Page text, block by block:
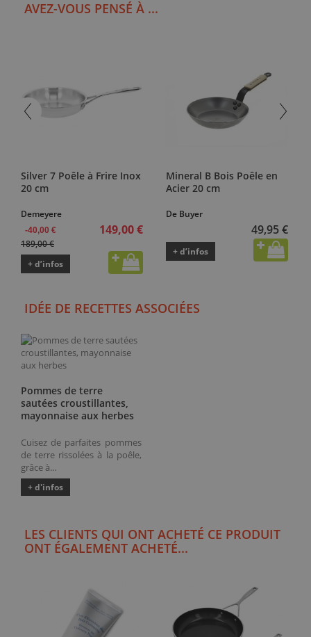
AVEZ-VOUS PENSÉ À ...
Silver 7 Poêle à Frire Inox
20 cm
Demeyere
-40,00 €
189,00 €
149,00 €
+ d’infos
Mineral B Bois Poêle en
Acier 20 cm
De Buyer
49,95 €
+ d’infos
IDÉE DE RECETTES ASSOCIÉES
Pommes de terre
sautées croustillantes,
mayonnaise aux herbes
Cuisez de parfaites pommes
de terre rissolées à la poêle,
grâce à...
+ d'infos
LES CLIENTS QUI ONT ACHETÉ CE PRODUIT
ONT ÉGALEMENT ACHETÉ...